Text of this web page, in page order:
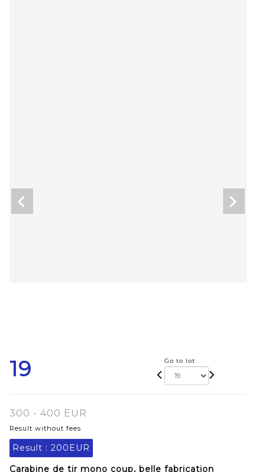
19 Go to lot
300 - 400 EUR
Result without fees
Result : 200EUR
Carabine de tir mono coup, belle fabrication